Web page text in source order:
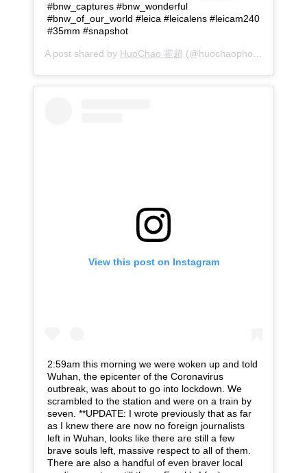
#bnw_captures #bnw_wonderful
#bnw_of_our_world #leica #leicalens #leicam240
#35mm #snapshot​
A post shared by HuoChao 霍超 (@huochaophoto) on
View this post on Instagram
2:59am this morning we were woken up and told
Wuhan, the epicenter of the Coronavirus
outbreak, was about to go into lockdown. We
scrambled to the station and were on a train by
seven. **UPDATE: I wrote previously that as far
as I knew there are now no foreign journalists
left in Wuhan, looks like there are still a few
brave souls left, massive respect to all of them.
There are also a handful of even braver local